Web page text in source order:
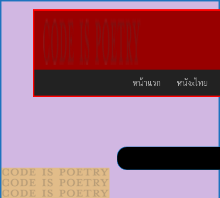
หน้าแรก หนังxไทย